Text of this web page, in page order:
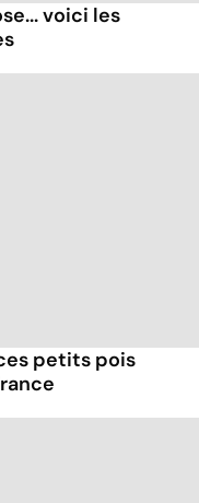
voici les
petits pois